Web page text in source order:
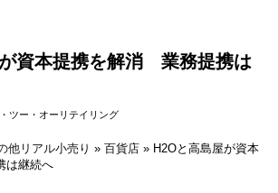
資本提携を解消 業務提携は
ツー・オーリテイリング
他リアル小売り » 百貨店» H2Oと高島屋が資本
は継続へ